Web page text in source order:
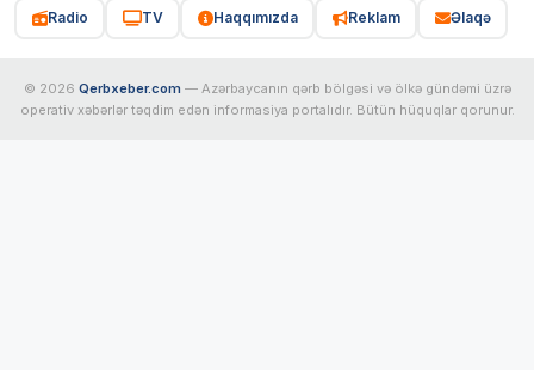
Radio TV Haqqımızda Reklam Əlaqə
© 2026 Qerbxeber.com — Azərbaycanın qərb bölgəsi və ölkə gündəmi üzrə
operativ xəbərlər təqdim edən informasiya portalıdır. Bütün hüquqlar qorunur.